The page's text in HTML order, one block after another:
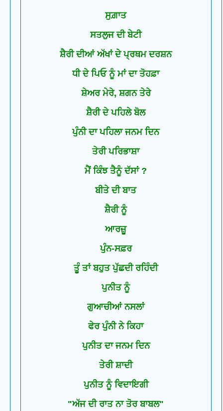
ਸੁਗ਼ਾਤ
ਸਤਲੁਜ ਦੀ ਬੇਟੀ
ਸ਼ੈਰੀ ਦੀਆਂ ਅੱਖਾਂ ਦੇ ਪ੍ਰਥਮ ਦਰਸ਼ਨ
ਧੀ ਦੇ ਪਿਓ ਨੂੰ ਮਾਂ ਦਾ ਤੋਹਫ਼ਾ
ਸ਼ੇਅਰ ਮੇਰੇ, ਸ਼ਗਨ ਤੇਰੇ
ਸ਼ੈਰੀ ਦੇ ਪਹਿਲੇ ਬੋਲ
ਪੁੰਨੀ ਦਾ ਪਹਿਲਾ ਜਨਮ ਦਿਨ
ਤੇਰੀ ਪਰਿਭਾਸ਼ਾ
ਮੈਂ ਕਿੰਝ ਤੈਨੂੰ ਦੱਸਾਂ ?
ਬੀਤੇ ਦੀ ਬਾਤ
ਸ਼ੈਰੀ ਨੂੰ
ਆਰਜ਼ੂ
ਪੁੰਨ-ਸਫ਼ਰ
ਤੂੰ ਤਾਂ ਬਹੁਤ ਪੁੱਛਦੀ ਰਹਿੰਦੀ
ਪੁਨੀਤ ਨੂੰ
ਗੁਆਚੀਆਂ ਨਸਲਾਂ
ਫੇਰ ਪੁੰਨੀ ਨੇ ਕਿਹਾ
ਪੁਨੀਤ ਦਾ ਜਨਮ ਦਿਨ
ਤੇਰੀ ਸ਼ਾਦੀ
ਪੁਨੀਤ ਨੂੰ ਵਿਦਾਇਗੀ
"ਅੱਜ ਦੀ ਰਾਤ ਨਾ ਤੋਰ ਬਾਬਲ"